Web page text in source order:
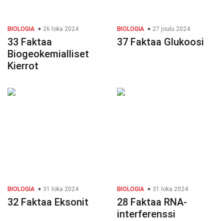
BIOLOGIA 26 loka 2024
33 Faktaa
Biogeokemialliset
Kierrot
BIOLOGIA 27 joulu 2024
37 Faktaa Glukoosi
BIOLOGIA 31 loka 2024
32 Faktaa Eksonit
BIOLOGIA 31 loka 2024
28 Faktaa RNA-
interferenssi